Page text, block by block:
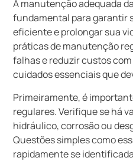
A manutenção adequada
fundamental para garantir
eficiente e prolongar sua
práticas de manutenção
falhas e reduzir custos
cuidados essenciais que
Primeiramente, é
regulares. Verifique se há
hidráulico, corrosão ou
Questões simples como
rapidamente se